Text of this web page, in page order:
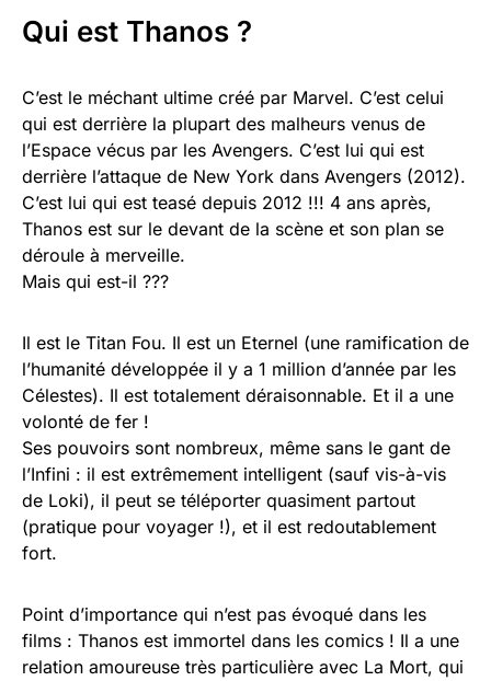
Qui est Thanos ?
C’est le méchant ultime créé par Marvel. C’est celui
qui est derrière la plupart des malheurs venus de
l’Espace vécus par les Avengers. C’est lui qui est
derrière l’attaque de New York dans Avengers (2012).
C’est lui qui est teasé depuis 2012 !!! 4 ans après,
Thanos est sur le devant de la scène et son plan se
déroule à merveille.
Mais qui est-il ???
Il est le Titan Fou. Il est un Eternel (une ramification de
l’humanité développée il y a 1 million d’année par les
Célestes). Il est totalement déraisonnable. Et il a une
volonté de fer !
Ses pouvoirs sont nombreux, même sans le gant de
l’Infini : il est extrêmement intelligent (sauf vis-à-vis
de Loki), il peut se téléporter quasiment partout
(pratique pour voyager !), et il est redoutablement
fort.
Point d’importance qui n’est pas évoqué dans les
films : Thanos est immortel dans les comics ! Il a une
relation amoureuse très particulière avec La Mort, qui